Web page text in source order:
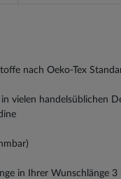
nach Oeko-Tex
vielen handelsüblichen
in Ihrer Wunschlänge 3